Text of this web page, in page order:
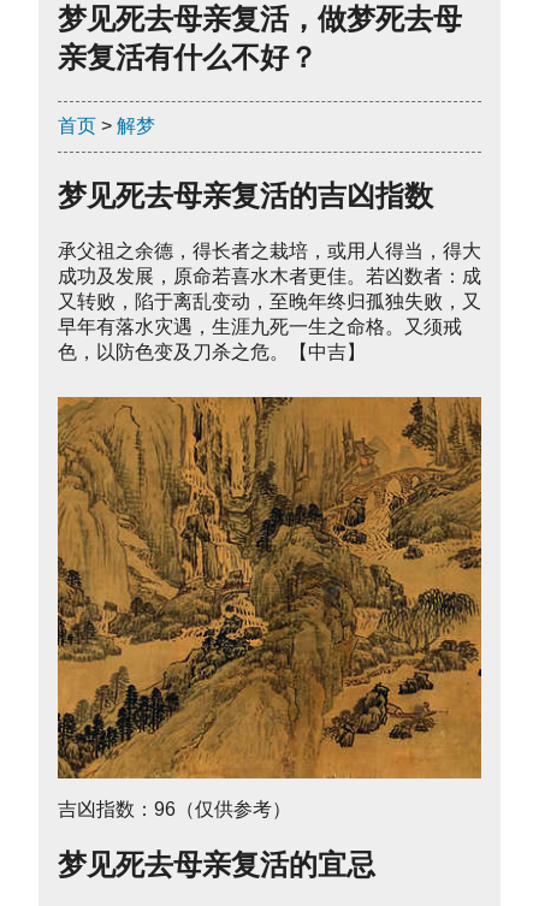
梦见死去母亲复活，做梦死去母
亲复活有什么不好？
首页 > 解梦
梦见死去母亲复活的吉凶指数
承父祖之余德，得长者之栽培，或用人得当，得大
成功及发展，原命若喜水木者更佳。若凶数者：成
又转败，陷于离乱变动，至晚年终归孤独失败，又
早年有落水灾遇，生涯九死一生之命格。又须戒
色，以防色变及刀杀之危。【中吉】
吉凶指数：96（仅供参考）
梦见死去母亲复活的宜忌